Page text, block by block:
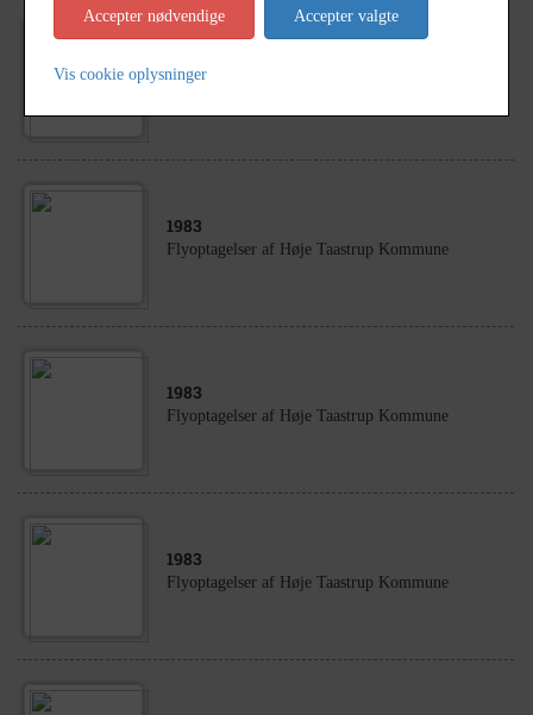
Flyoptagelser af Høje Taastrup Kommune
1983
Flyoptagelser af Høje Taastrup Kommune
1983
Flyoptagelser af Høje Taastrup Kommune
1983
Flyoptagelser af Høje Taastrup Kommune
Accepter nødvendige Accepter valgte
Vis cookie oplysninger